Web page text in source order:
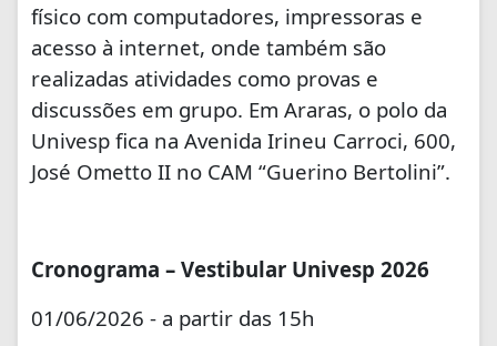
físico com computadores, impressoras e
acesso à internet, onde também são
realizadas atividades como provas e
discussões em grupo. Em Araras, o polo da
Univesp fica na Avenida Irineu Carroci, 600,
José Ometto II no CAM “Guerino Bertolini”.
Cronograma – Vestibular Univesp 2026
01/06/2026 - a partir das 15h